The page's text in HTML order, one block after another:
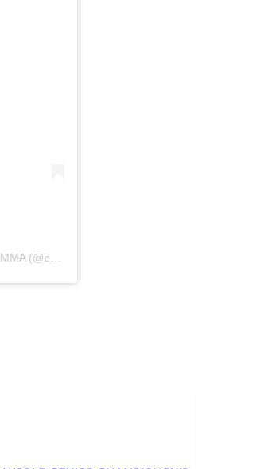
Η δημοσίευση κοινοποιήθηκε από το χρήστη Bangtao Muay Thai & MMA (@bangtaomuaythaimma)